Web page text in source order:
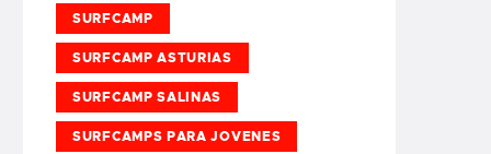
SURFCAMP
SURFCAMP ASTURIAS
SURFCAMP SALINAS
SURFCAMPS PARA JOVENES